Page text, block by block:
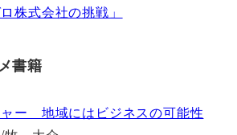
株式会社の挑戦」
書籍
ャー 地域にはビジネスの可能性